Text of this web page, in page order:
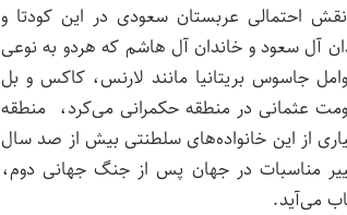
نقش احتمالی عربستان سعودی در این کودتا و
آل سعود و خاندان آل هاشم که هردو به نوعی
جاسوس بریتانیا مانند لارنس، کاکس و بل
عثمانی در منطقه حکمرانی می­‌کرد، منطقه
از این خانواده‌­های سلطنتی بیش از صد سال
مناسبات در جهان پس از جنگ جهانی دوم،
می­‌آید.